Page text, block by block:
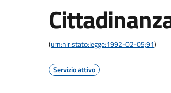
(urn:nir:stato:legge:1992-02-05;91)
Servizio attivo